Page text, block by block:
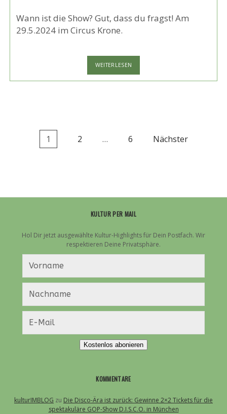
Wann ist die Show? Gut, dass du fragst! Am
29.5.2024 im Circus Krone.
WEITERLESEN
YARAN
TICKETS
Seitennummerierung
1 2 … 6 Nächster
KULTUR PER MAIL
Hol Dir jetzt ausgewählte Kultur-Highlights für Dein Postfach. Wir
respektieren Deine Privatsphäre.
Kostenlos abonieren
KOMMENTARE
kulturIMBLOG zu Die Disco-Ära ist zurück: Gewinne 2×2 Tickets für die
spektakuläre GOP-Show D.I.S.C.O. in München